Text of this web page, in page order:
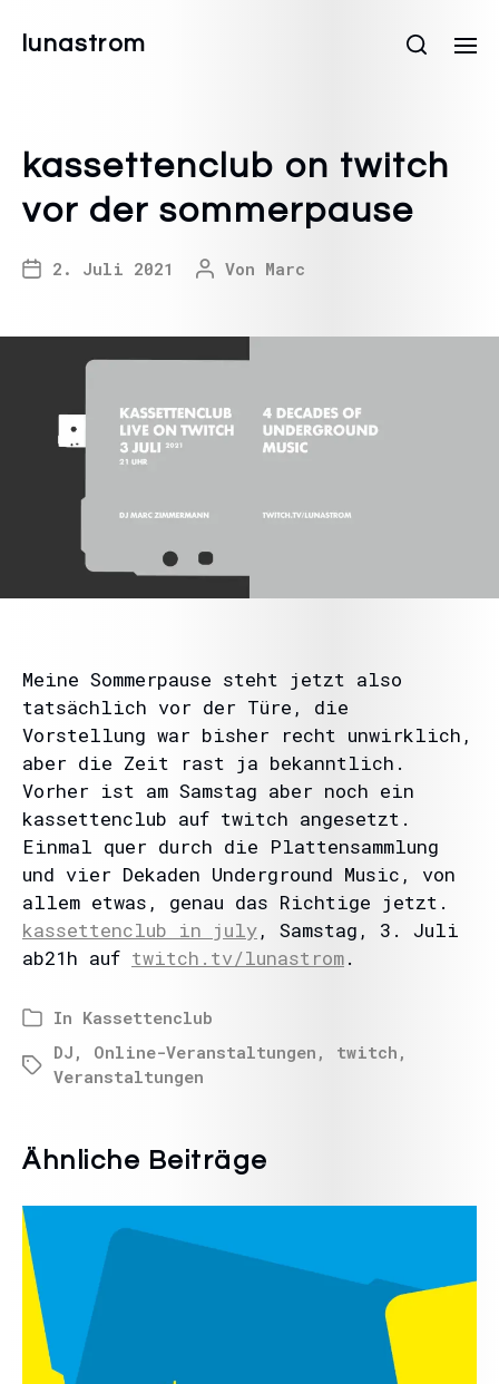
lunastrom
kassettenclub on twitch
vor der sommerpause
2. Juli 2021 Von Marc
Meine Sommerpause steht jetzt also
tatsächlich vor der Türe, die
Vorstellung war bisher recht unwirklich,
aber die Zeit rast ja bekanntlich.
Vorher ist am Samstag aber noch ein
kassettenclub auf twitch angesetzt.
Einmal quer durch die Plattensammlung
und vier Dekaden Underground Music, von
allem etwas, genau das Richtige jetzt.
kassettenclub in july, Samstag, 3. Juli
ab21h auf twitch.tv/lunastrom.
In Kassettenclub
DJ , Online-Veranstaltungen , twitch ,
Veranstaltungen
Ähnliche Beiträge